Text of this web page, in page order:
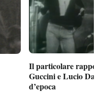
Il particolare
Guccini e Lucio
d’epoca